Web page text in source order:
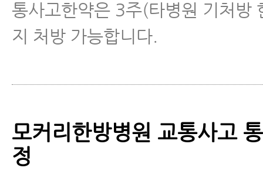
통사고한약은 3주(타병원 기처방
지 처방 가능합니다.
모커리한방병원 교통사고
정